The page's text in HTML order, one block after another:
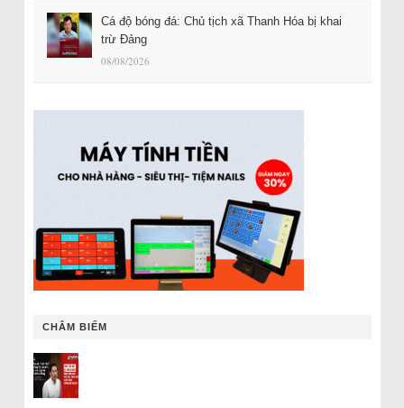
Cá độ bóng đá: Chủ tịch xã Thanh Hóa bị khai
trừ Đảng
08/08/2026
CHÂM BIẾM